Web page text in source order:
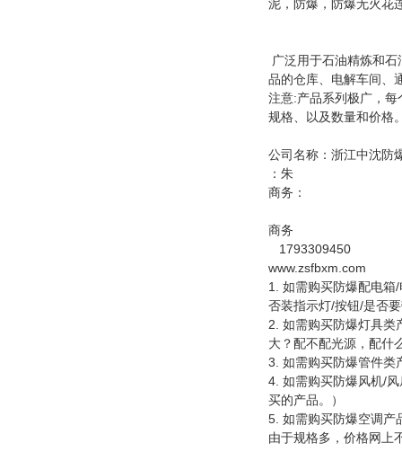
泥，防爆，防爆无火
广泛用于石油精炼和
品的仓库、电解车间、
注意:产品系列极广，
规格、以及数量和价格
公司名称：浙江中沈防
：朱
商务：
商务
1793309450
www.zsfbxm.com
1. 如需购买防爆配电箱
否装指示灯/按钮/是否
2. 如需购买防爆灯具类
大？配不配光源，配什
3. 如需购买防爆管件类
4. 如需购买防爆风机/
买的产品。）
5. 如需购买防爆空调产
由于规格多，价格网上